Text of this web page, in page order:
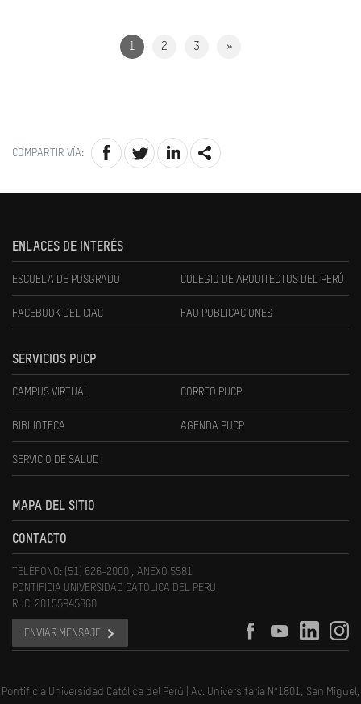
1 2 3 »
COMPARTIR VÍA:
ENLACES DE INTERÉS
ESCUELA DE POSGRADO COLEGIO DE ARQUITECTOS DEL PERÚ
FACEBOOK DEL CIAC FAU PUBLICACIONES
SERVICIOS PUCP
CAMPUS VIRTUAL CORREO PUCP
BIBLIOTECA AGENDA PUCP
SERVICIO DE SALUD
MAPA DEL SITIO
CONTACTO
TELÉFONO: (51) 626-2000 , ANEXO 5581
PONTIFICIA UNIVERSIDAD CATOLICA DEL PERU
RUC: 20155945860
ENVIAR MENSAJE
Pontificia Universidad Católica del Perú | Av. Universitaria N°1801, San Miguel,